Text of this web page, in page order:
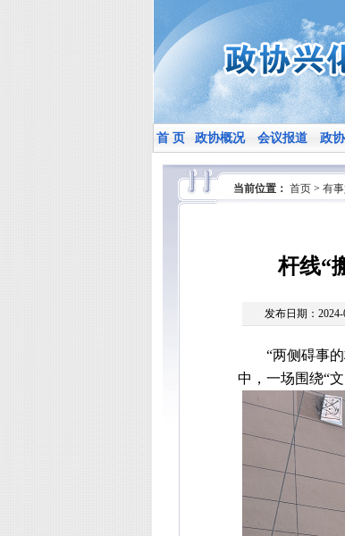
首 页 政协概况 会议报道 政
当前位置： 首页 > 有
杆线“
发布日期：2024-
“两侧碍事
中，一场围绕“